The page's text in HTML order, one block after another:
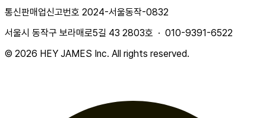
통신판매업신고번호 2024-서울동작-0832
서울시 동작구 보라매로5길 43 2803호 · 010-9391-6522
© 2026 HEY JAMES Inc. All rights reserved.